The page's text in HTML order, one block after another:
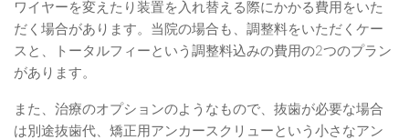
ワイヤーを変えたり装置を入れ替える際にかかる費用をいた
だく場合があります。当院の場合も、調整料をいただくケー
スと、トータルフィーという調整料込みの費用の2つのプラン
があります。
また、治療のオプションのようなもので、抜歯が必要な場合
は別途抜歯代、矯正用アンカースクリューという小さなアン